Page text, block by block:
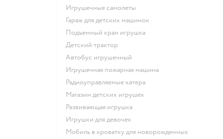
Игрушечные самолеты
Гараж для детских машинок
Подъемный кран игрушка
Детский трактор
Автобус игрушечный
Игрушечная пожарная машина
Радиоуправляемые катера
Магазин детских игрушек
Развивающая игрушка
Игрушки для девочек
Мобиль в кроватку для новорожденных